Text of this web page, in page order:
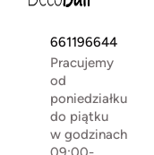
661196644
Pracujemy
od
poniedziałku
do piątku
w godzinach